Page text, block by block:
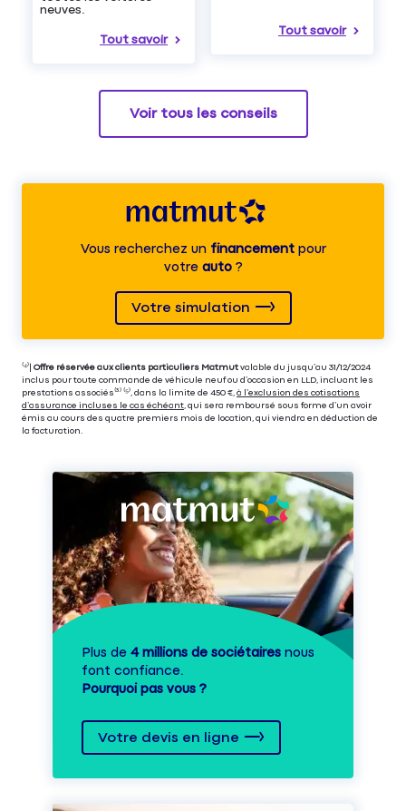
neuves.
Tout savoir
Tout savoir
Voir tous les conseils
Vous recherchez unfinancementpour
votre auto?
Votre simulation
⁽⁴⁾| Offre réservée aux clients particuliers Matmut valable du jusqu’au 31/12/2024
inclus pour toute commande de véhicule neuf ou d’occasion en LLD, incluant les
prestations associés⁽³⁾ ⁽⁵⁾, dans la limite de 450 €, à l’exclusion des cotisations
d’assurance incluses le cas échéant , qui sera remboursé sous forme d’un avoir
émis au cours des quatre premiers mois de location, qui viendra en déduction de
la facturation.
Plus de 4 millions de sociétaires nous
font confiance.
Pourquoi pas vous ?
Votre devis en ligne